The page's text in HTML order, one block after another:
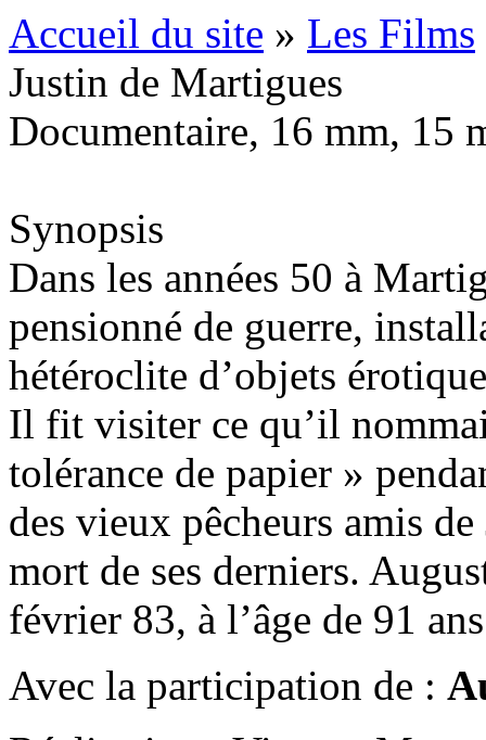
Accueil du site » Les Films
Justin de Martigues
Documentaire, 16 mm, 15
Synopsis
Dans les années 50 à
pensionné de guerre,
hétéroclite d’objets
Il fit visiter ce qu’il
tolérance de papier »
des vieux pêcheurs amis
mort de ses derniers.
février 83, à l’âge de 91
Avec la participation de :